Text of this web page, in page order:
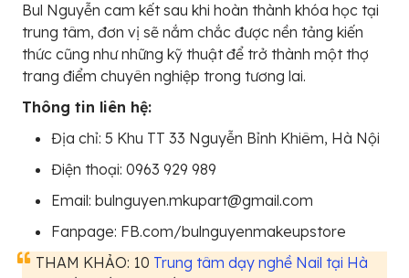
Bul Nguyễn cam kết sau khi hoàn thành khóa học tại
trung tâm, đơn vị sẽ nắm chắc được nền tảng kiến
thức cũng như những kỹ thuật để trở thành một thợ
trang điểm chuyên nghiệp trong tương lai.
Thông tin liên hệ:
Địa chỉ: 5 Khu TT 33 Nguyễn Bỉnh Khiêm, Hà Nội
Điện thoại: 0963 929 989
Email: bulnguyen.mkupart@gmail.com
Fanpage: FB.com/bulnguyenmakeupstore
THAM KHẢO: 10 Trung tâm dạy nghề Nail tại Hà